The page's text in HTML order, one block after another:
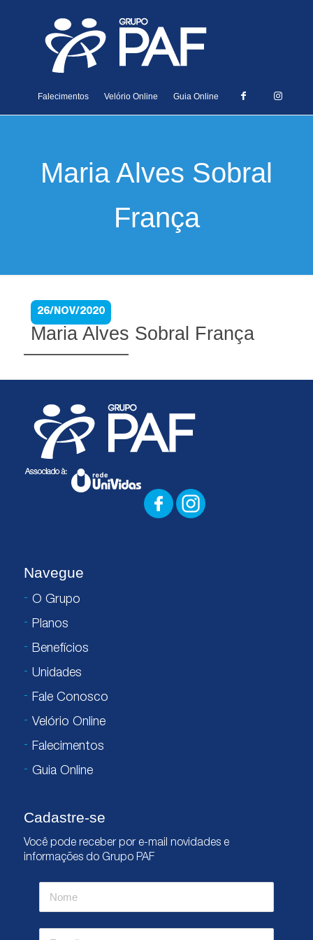
Falecimentos Velório Online Guia Online
Maria Alves Sobral
França
26/NOV/2020
Maria Alves Sobral França
Navegue
O Grupo
Planos
Benefícios
Unidades
Fale Conosco
Velório Online
Falecimentos
Guia Online
Cadastre-se
Você pode receber por e-mail novidades e
informações do Grupo PAF